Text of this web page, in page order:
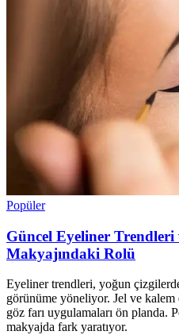
Popüler
Güncel Eyeliner
Makyajındaki Rolü
Eyeliner trendleri, yoğun
görünüme yöneliyor. Jel ve
göz farı uygulamaları ön planda.
makyajda fark yaratıyor.